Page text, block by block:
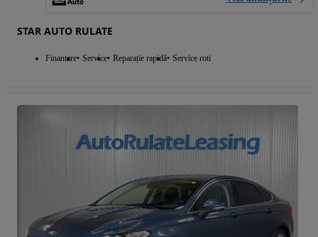
STAR AUTO RULATE
Finantare Service Reparație rapidă Service roti